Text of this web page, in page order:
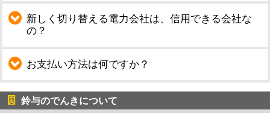
新しく切り替える電力会社は、信用できる会社な
の？
お支払い方法は何ですか？
鈴与のでんきについて